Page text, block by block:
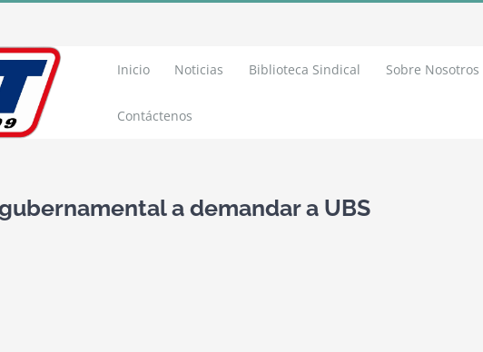
Inicio Noticias Biblioteca Sindical Sobre Nosotros
Contáctenos
a demandar a UBS